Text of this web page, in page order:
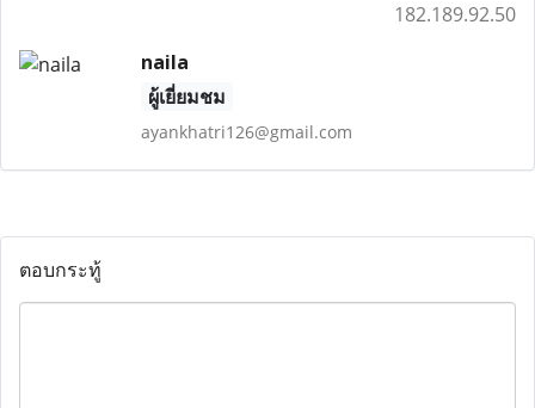
182.189.92.50
naila
ผู้เยี่ยมชม
ayankhatri126@gmail.com
ตอบกระทู้